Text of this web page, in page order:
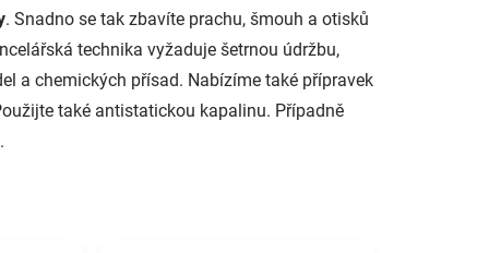
. Snadno se tak zbavíte prachu, šmouh a otisků
technika vyžaduje šetrnou údržbu,
a chemických přísad. Nabízíme také přípravek
také antistatickou kapalinu. Případně